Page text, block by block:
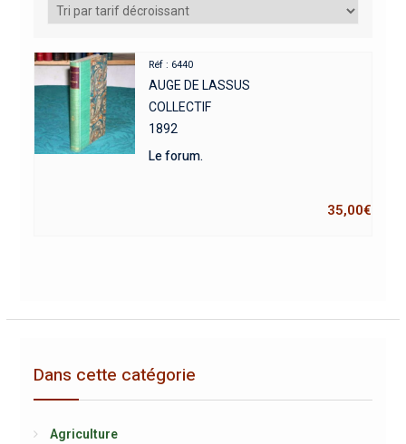
Réf : 6440
AUGE DE LASSUS
COLLECTIF
1892
Le forum.
35,00€
Dans cette catégorie
Agriculture